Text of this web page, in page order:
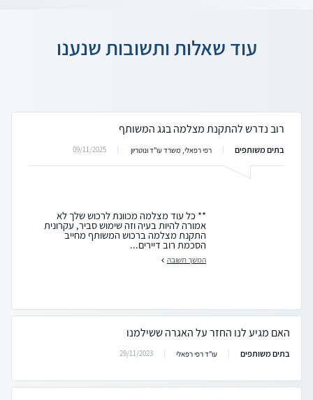
עוד שאלות ותשובות שנענו
רוב נדרש להתקנת מצלמה בגג המשותף
בתים משותפים רפי רפאלי, משרד עו"ד ונוטריון 09/11/2025
** כל עוד מצלמה מכוונת לרכוש שלך לא
אמורה להיות בעיה וזה שימוש סביר, עקרונית
התקנת מצלמה ברכוש המשותף מחייב
הסכמת רוב דיירים...
המשך תשובה
האם מגיע לנו החזר על האגרה ששילמנו
בתים משותפים עו"ד רפי רפאלי 29/11/2023